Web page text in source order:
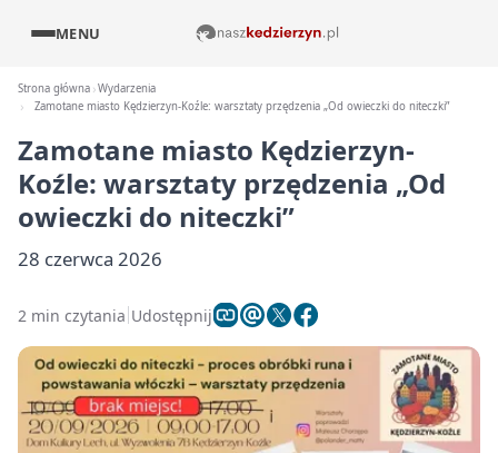
MENU
Strona główna Wydarzenia
Zamotane miasto Kędzierzyn-Koźle: warsztaty przędzenia „Od owieczki do niteczki”
Zamotane miasto Kędzierzyn-
Koźle: warsztaty przędzenia „Od
owieczki do niteczki”
28 czerwca 2026
2 min czytania Udostępnij